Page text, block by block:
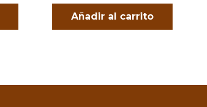
Añadir al carrito